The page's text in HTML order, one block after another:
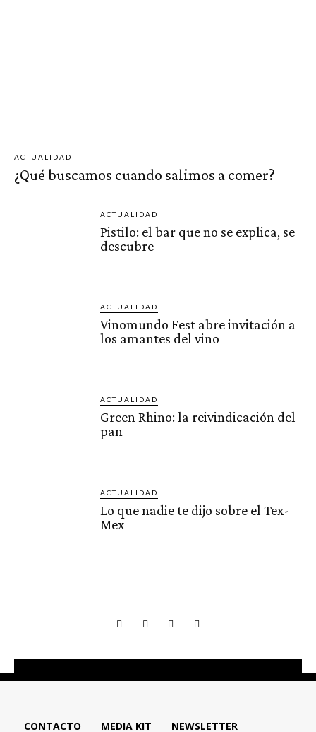
ACTUALIDAD
¿Qué buscamos cuando salimos a comer?
ACTUALIDAD
Pistilo: el bar que no se explica, se
descubre
ACTUALIDAD
Vinomundo Fest abre invitación a
los amantes del vino
ACTUALIDAD
Green Rhino: la reivindicación del
pan
ACTUALIDAD
Lo que nadie te dijo sobre el Tex-
Mex
CONTACTO MEDIA KIT NEWSLETTER